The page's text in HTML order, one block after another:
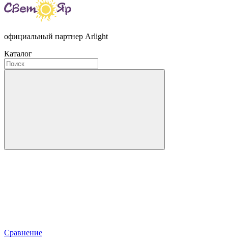
официальный партнер Arlight
Каталог
Сравнение